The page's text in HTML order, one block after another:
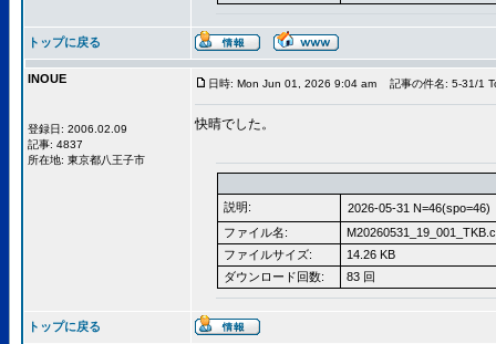
トップに戻る
INOUE
登録日: 2006.02.09
記事: 4837
所在地: 東京都八王子市
日時: Mon Jun 01, 2026 9:04 am 記事の件名: 5-31/1
快晴でした。
説明:
2026-05-31 N=46(spo=46)
ファイル名:
ファイルサイズ:
14.26 KB
ダウンロード回数:
83 回
トップに戻る